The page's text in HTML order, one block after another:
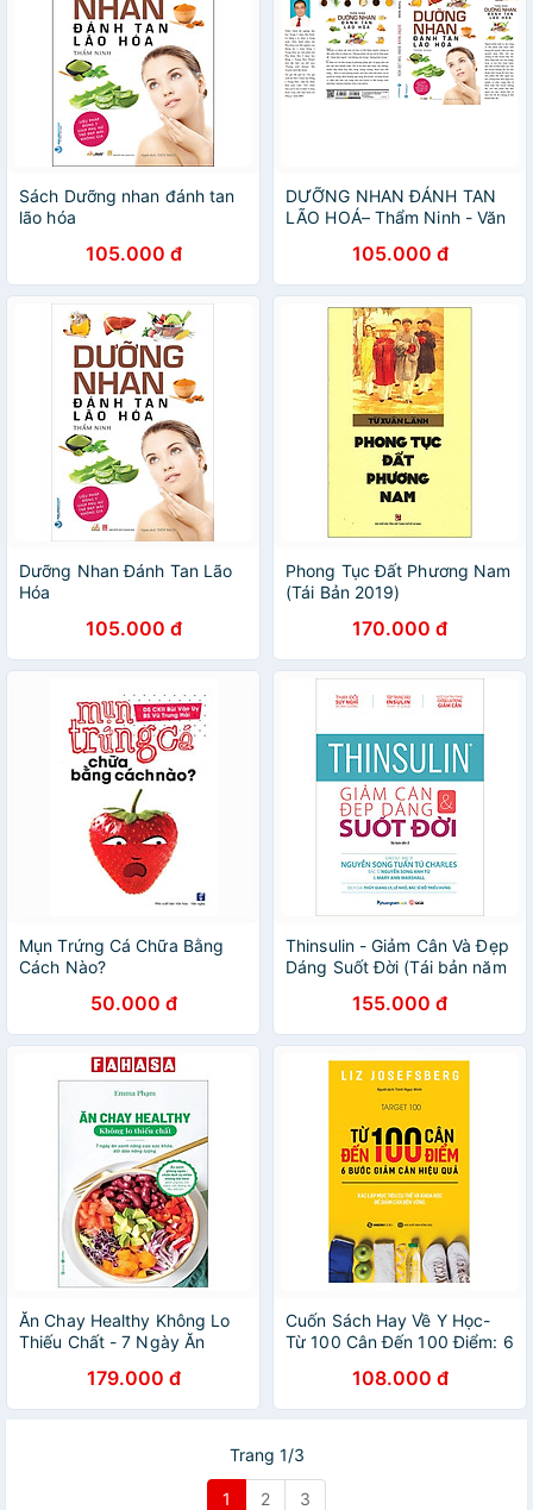
Sách Dưỡng nhan đánh tan
lão hóa
105.000 đ
DƯỠNG NHAN ĐÁNH TAN
LÃO HOÁ– Thẩm Ninh - Văn
105.000 đ
Dưỡng Nhan Đánh Tan Lão
Hóa
105.000 đ
Phong Tục Đất Phương Nam
(Tái Bản 2019)
170.000 đ
Mụn Trứng Cá Chữa Bằng
Cách Nào?
50.000 đ
Thinsulin - Giảm Cân Và Đẹp
Dáng Suốt Đời (Tái bản năm
155.000 đ
Ăn Chay Healthy Không Lo
Thiếu Chất - 7 Ngày Ăn
Dồi Dào Năng Lượng
179.000 đ
Cuốn Sách Hay Về Y Học-
Từ 100 Cân Đến 100 Điểm: 6
108.000 đ
Trang 1/3
1 2 3